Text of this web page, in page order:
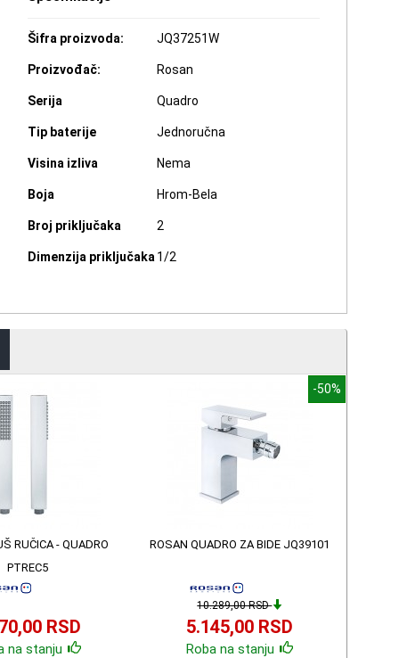
Šifra proizvoda: JQ37251W
Proizvođač: Rosan
Serija Quadro
Tip baterije Jednoručna
Visina izliva Nema
Boja Hrom-Bela
Broj priključaka 2
Dimenzija priključaka 1/2
RUČICA - QUADRO
PTREC5
RSD
na stanju
-50%
ROSAN QUADRO ZA BIDE JQ39101
10.289,00 RSD
5.145,00 RSD
Roba na stanju